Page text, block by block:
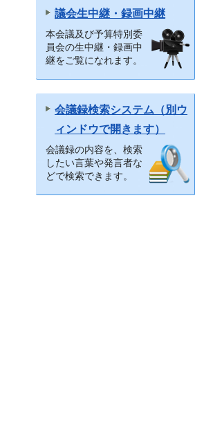
議会生中継・録画中継
本会議及び予算特別委
員会の生中継・録画中
継をご覧になれます。
会議録検索システム（別ウ
ィンドウで開きます）
会議録の内容を、検索
したい言葉や発言者な
どで検索できます。